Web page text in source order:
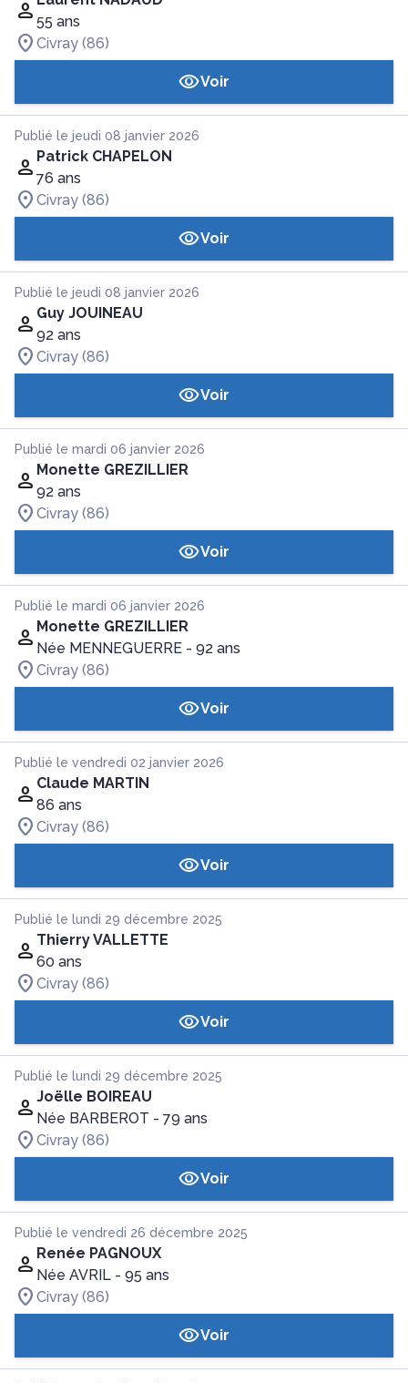
55 ans
Civray (86)
Voir
Publié le jeudi 08 janvier 2026
Patrick CHAPELON
76 ans
Civray (86)
Voir
Publié le jeudi 08 janvier 2026
Guy JOUINEAU
92 ans
Civray (86)
Voir
Publié le mardi 06 janvier 2026
Monette GREZILLIER
92 ans
Civray (86)
Voir
Publié le mardi 06 janvier 2026
Monette GREZILLIER
Née MENNEGUERRE - 92 ans
Civray (86)
Voir
Publié le vendredi 02 janvier 2026
Claude MARTIN
86 ans
Civray (86)
Voir
Publié le lundi 29 décembre 2025
Thierry VALLETTE
60 ans
Civray (86)
Voir
Publié le lundi 29 décembre 2025
Joëlle BOIREAU
Née BARBEROT - 79 ans
Civray (86)
Voir
Publié le vendredi 26 décembre 2025
Renée PAGNOUX
Née AVRIL - 95 ans
Civray (86)
Voir